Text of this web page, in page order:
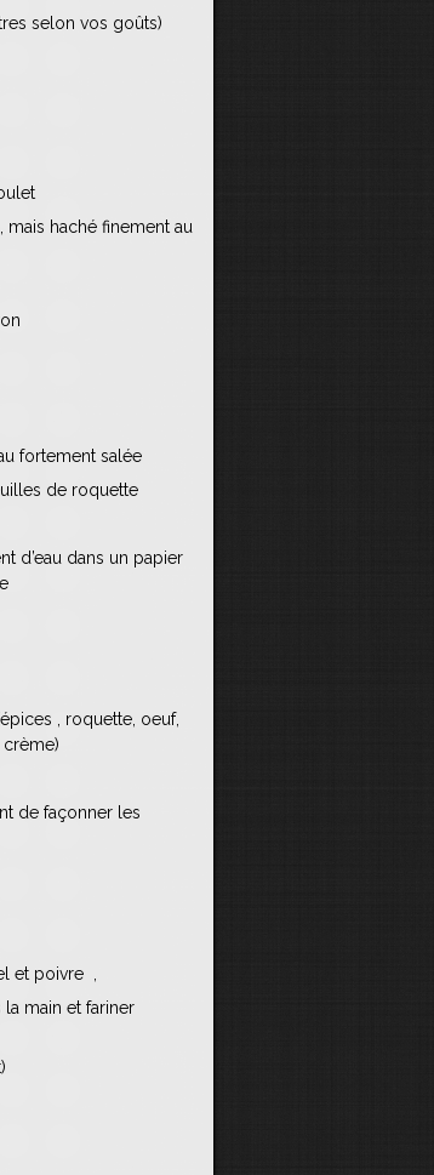
selon vos goûts)
haché finement au
fortement salée
de roquette
d’eau dans un papier
, roquette, oeuf,
de façonner les
et poivre ,
la main et fariner